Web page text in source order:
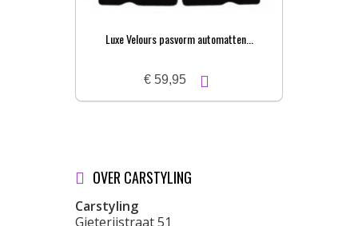
Luxe Velours pasvorm automatten...
€ 59,95
OVER CARSTYLING
Carstyling
Gieterijstraat 51